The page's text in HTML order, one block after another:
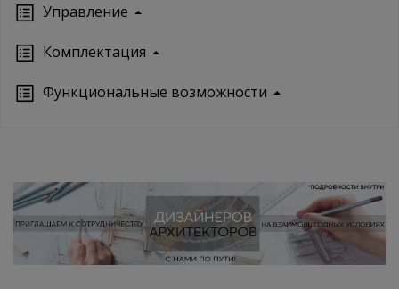
Управление
Кoмплектация
Функциональные возможности